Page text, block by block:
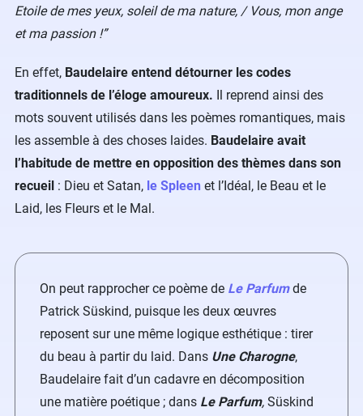
Etoile de mes yeux, soleil de ma nature, / Vous, mon ange
et ma passion !”
En effet, Baudelaire entend détourner les codes
traditionnels de l’éloge amoureux. Il reprend ainsi des
mots souvent utilisés dans les poèmes romantiques, mais
les assemble à des choses laides. Baudelaire avait
l’habitude de mettre en opposition des thèmes dans son
recueil : Dieu et Satan, le Spleen et l’Idéal, le Beau et le
Laid, les Fleurs et le Mal.
On peut rapprocher ce poème de Le Parfumde
Patrick Süskind, puisque les deux œuvres
reposent sur une même logique esthétique : tirer
du beau à partir du laid. Dans Une Charogne,
Baudelaire fait d’un cadavre en décomposition
une matière poétique ; dans Le Parfum, Süskind